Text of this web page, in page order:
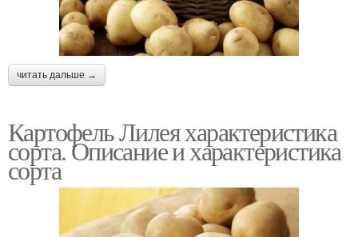
читать дальше →
Картофель Лилея характеристика
сорта. Описание и характеристика
сорта